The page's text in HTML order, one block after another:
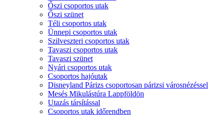
Őszi csoportos utak
Őszi szünet
Téli csoportos utak
Ünnepi csoportos utak
Szilveszteri csoportos utak
Tavaszi csoportos utak
Tavaszi szünet
Nyári csoportos utak
Csoportos hajóutak
Disneyland Párizs csoportosan párizsi városnézéssel
Mesés Mikulástúra Lappföldön
Utazás társítással
Csoportos utak időrendben